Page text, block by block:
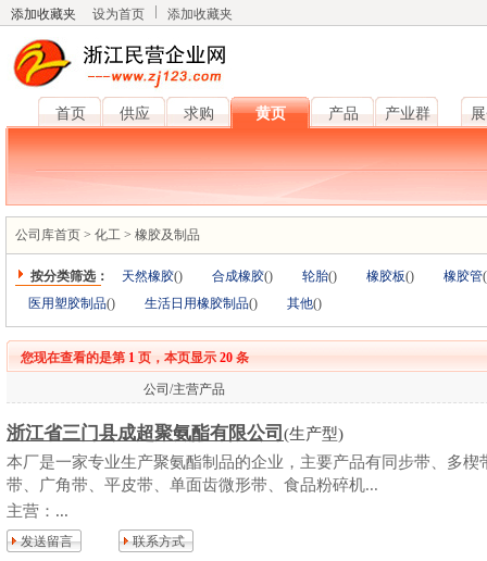
添加收藏夹 设为首页 添加收藏夹
首页 供应 求购 黄页 产品 产业群
公司库首页 > 化工 > 橡胶及制品
按分类筛选： 天然橡胶() 合成橡胶() 轮胎() 橡胶板() 橡胶管(
医用塑胶制品() 生活日用橡胶制品() 其他()
您现在查看的是第 1 页，本页显示 20 条
公司/主营产品
浙江省三门县成超聚氨酯有限公司 (生产型)
本厂是一家专业生产聚氨酯制品的企业，主要产品有同步带、多楔
带、广角带、平皮带、单面齿微形带、食品粉碎机...
主营： ...
发送留言 联系方式